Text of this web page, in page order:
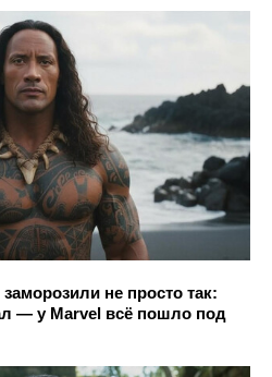
не просто так:
— у Marvel всё пошло под